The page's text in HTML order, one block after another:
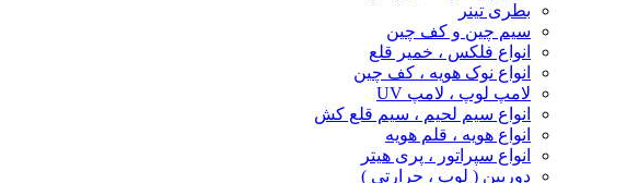
بطری تینر
سیم چین و کف چین
انواع فلکس ، خمیر قلع
انواع نوک هویه ، کف چین
لامپ لوپ ، لامپ UV
انواع سیم لحیم ، سیم قلع کش
انواع هویه ، قلم هویه
انواع سپراتور ، پری هیتر
دوربین ( لوپ ، حرارتی )